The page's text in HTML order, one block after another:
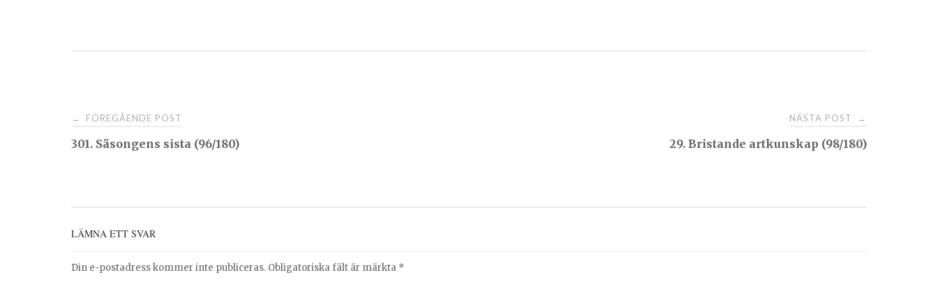
Post
navigation
← FÖREGÅENDE POST
301. Säsongens sista (96/180)
NÄSTA POST →
29. Bristande artkunskap (98/180)
LÄMNA ETT SVAR
Din e-postadress kommer inte publiceras. Obligatoriska fält är märkta *